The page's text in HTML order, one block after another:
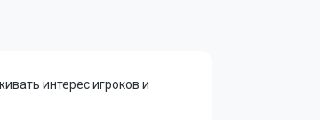
интерес игроков и